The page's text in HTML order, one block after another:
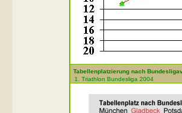
Tabellenplatzierung nach
1. Triathlon Bundesliga 2004